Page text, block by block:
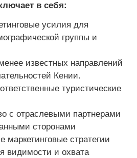
в себя:
усилия для
группы и
известных направлений
Кении.
туристические
с отраслевыми партнерами
сторонами
маркетинговые стратегии
видимости и охвата